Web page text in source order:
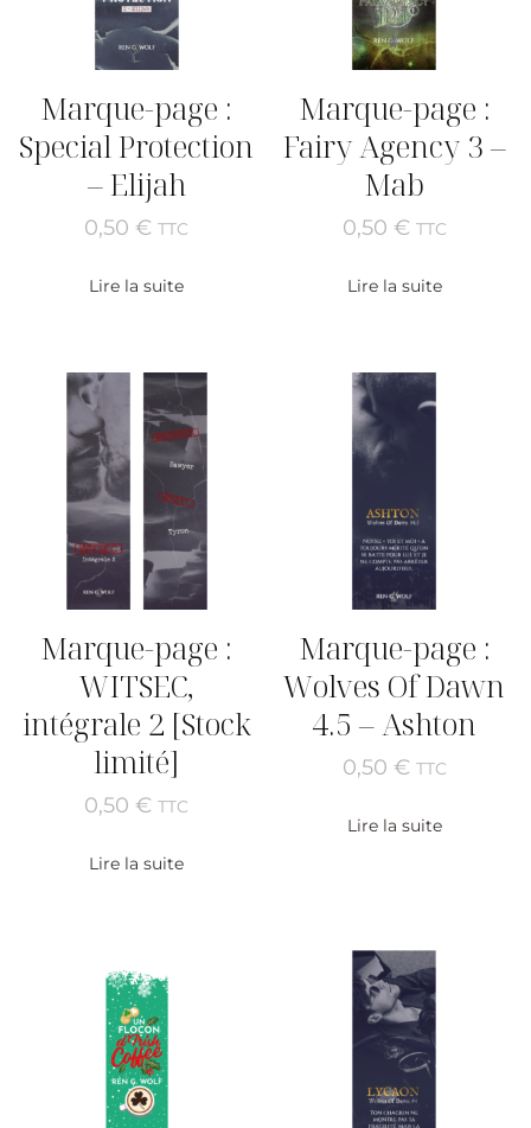
Marque-page :
Special Protection
– Elijah
0,50€ TTC
Lire la suite
Marque-page :
Fairy Agency 3 –
Mab
0,50 € TTC
Lire la suite
Marque-page :
WITSEC,
intégrale 2 [Stock
limité]
0,50€ TTC
Lire la suite
Marque-page :
Wolves Of Dawn
4.5 – Ashton
0,50 € TTC
Lire la suite